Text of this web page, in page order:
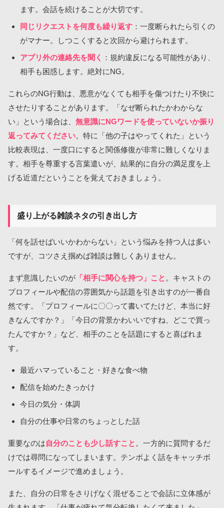
ます。会話を続けることが大切です。
同じリクエストを何度も繰り返す ：一度断られたら引くの
がマナー。しつこくすると次回から避けられます。
アプリ外の連絡先を聞く ：規約違反になる可能性があり、
相手も困惑します。絶対にNG。
これらのNG行動は、悪意がなくても相手を傷つけたり不快に
させたりすることがあります。「なぜ断られたかわからな
い」という場合は、 無意識にNGワードを使っていないか振り
返ってみてください。特に「他の子はやってくれた」という
比較表現は、一度口にすると関係修復が非常に難しくなりま
す。相手を尊重する言葉遣いが、結果的に自分の満足度を上
げる近道だということを覚えておきましょう。
盛り上がる雑談ネタの引き出し方
「何を話せばいいかわからない」という悩みを持つ人は多い
ですが、コツさえ掴めば雑談は難しくありません。
まず意識したいのが 「相手に関心を持つ」こと 。キャストの
プロフィールや配信の雰囲気から話題を引き出すのが一番自
然です。「プロフィールに〇〇って書いてたけど、本当に好
きなんですか？」「今日の背景かわいいですね、どこで買っ
たんですか？」など、相手のことを話題にすると喜ばれま
す。
最近ハマっていること・好きな食べ物
配信を始めたきっかけ
今日の気分・体調
自分の仕事や日常のちょっとした話
重要なのは自分のことも少し話すこと 。一方的に質問するだ
けでは尋問になってしまいます。テンポよく話をキャッチボ
ールするイメージで進めましょう。
また、自分の日常をさりげなく混ぜることで会話に立体感が